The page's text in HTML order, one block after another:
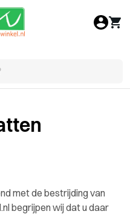
met de bestrijding van
begrijpen wij dat u daar